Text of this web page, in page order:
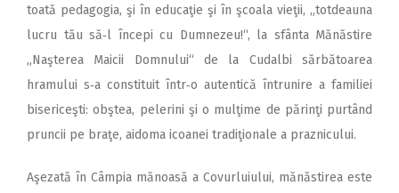
toată pedagogia, şi în educaţie şi în şcoala vieţii, „totdeauna
lucru tău să‑l începi cu Dumnezeu!“, la sfânta Mănăstire
„Naşterea Maicii Domnului“ de la Cudalbi sărbătoarea
hramului s‑a constituit într‑o autentică întrunire a familiei
bisericeşti: obştea, pelerini şi o mulţime de părinţi purtând
pruncii pe braţe, aidoma icoanei tradiţionale a praznicului.
Aşezată în Câmpia mănoasă a Covurluiului, mănăstirea este